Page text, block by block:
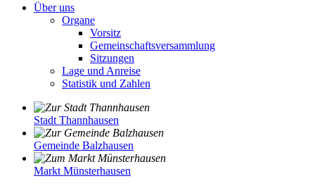
Über uns
Organe
Vorsitz
Gemeinschaftsversammlung
Sitzungen
Lage und Anreise
Statistik und Zahlen
Stadt Thannhausen
Gemeinde Balzhausen
Markt Münsterhausen